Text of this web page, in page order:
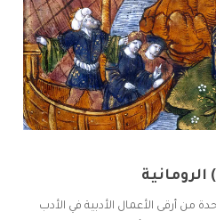
من أرقى الأعمال الأدبية في الأدب